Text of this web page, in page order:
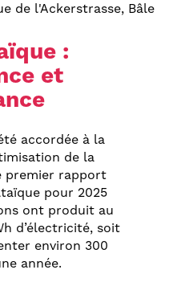
de l'Ackerstrasse, Bâle
:
et
accordée à la
de la
premier rapport
pour 2025
ont produit au
d’électricité, soit
environ 300
année.